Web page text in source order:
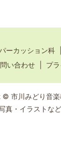
ーカッション科
い合わせ プ
市川みどり音
真・イラストな